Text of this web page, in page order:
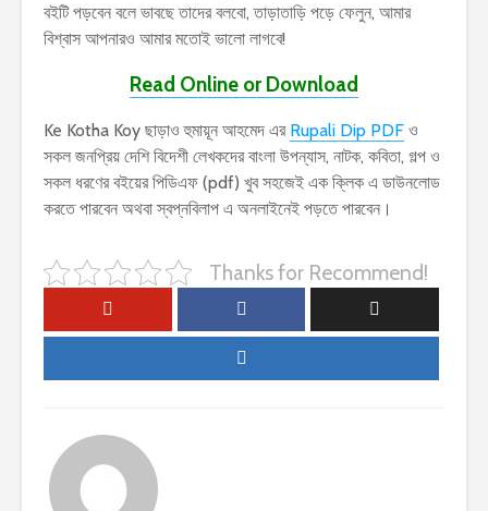
বইটি পড়বেন বলে ভাবছে তাদের বলবো, তাড়াতাড়ি পড়ে ফেলুন, আমার
বিশ্বাস আপনারও আমার মতোই ভালো লাগবে!
Read Online or Download
Ke Kotha Koy ছাড়াও হুমায়ূন আহমেদ এর Rupali Dip PDF ও
সকল জনপ্রিয় দেশি বিদেশী লেখকদের বাংলা উপন্যাস, নাটক, কবিতা, গল্প ও
সকল ধরণের বইয়ের পিডিএফ (pdf) খুব সহজেই এক ক্লিক এ ডাউনলোড
করতে পারবেন অথবা স্বপ্নবিলাপ এ অনলাইনেই পড়তে পারবেন।
Thanks for Recommend!